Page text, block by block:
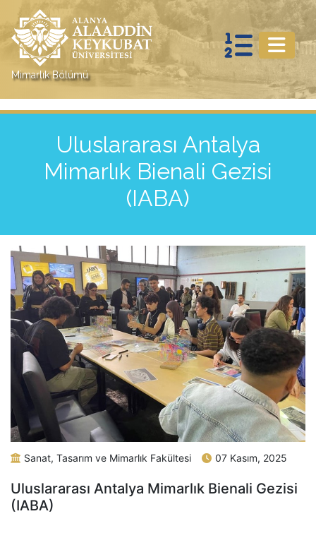
Mimarlık Bölümü
Uluslararası Antalya
Mimarlık Bienali Gezisi
(IABA)
Sanat, Tasarım ve Mimarlık Fakültesi 07 Kasım, 2025
Uluslararası Antalya Mimarlık Bienali Gezisi
(IABA)